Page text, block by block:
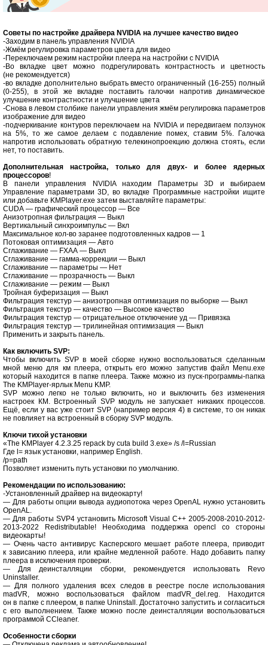
Советы по настройке драйвера NVIDIA на лучшее качество видео
-Заходим в панель управления NVIDIA
-Жмём регулировка параметров цвета для видео
-Переключаем режим настройки плеера на настройки с NVIDIA
-Во вкладке цвет можно подрегулировать контрастность и цветность
(не рекомендуется)
-во вкладке дополнительно выбрать вместо ограниченный (16-255) полный
(0-255), в этой же вкладке поставить галочки напротив динамическое
улучшение контрастности и улучшение цвета
-Снова в левом столбике панели управления жмём регулировка параметров
изображение для видео
-подчеркивание контуров переключаем на NVIDIA и передвигаем ползунок
на 5%, то же самое делаем с подавление помех, ставим 5%. Галочка
напротив использовать обратную телекинопроекцию должна стоять, если
нет, то поставить.
Дополнительная настройка, только для двух- и более ядерных
процессоров!
В панели управления NVIDIA находим Параметры 3D и выбираем
Управление параметрами 3D, во вкладке Программные настройки ищите
или добавьте KMPlayer.exe затем выставляйте параметры:
CUDA — графический процессор — Все
Анизотропная фильтрация — Выкл
Вертикальный синхроимпульс — Вкл
Максимальное кол-во заранее подготовленных кадров — 1
Потоковая оптимизация — Авто
Сглаживание — FXAA — Выкл
Сглаживание — гамма-коррекции — Выкл
Сглаживание — параметры — Нет
Сглаживание — прозрачность — Выкл
Сглаживание — режим — Выкл
Тройная буферизация — Выкл
Фильтрация текстур — анизотропная оптимизация по выборке — Выкл
Фильтрация текстур — качество — Высокое качество
Фильтрация текстур — отрицательное отключение уд — Привязка
Фильтрация текстур — трилинейная оптимизация — Выкл
Применить и закрыть панель.
Как включить SVP:
Чтобы включить SVP в моей сборке нужно воспользоваться сделанным
мной меню для км плеера, открыть его можно запустив файл Menu.exe
который находится в папке плеера. Также можно из пуск-программы-папка
The KMPlayer-ярлык Menu KMP.
SVP можно легко не только включить, но и выключить без изменения
настроек КМ. Встроенный SVP модуль не запускает никаких процессов.
Ещё, если у вас уже стоит SVP (например версия 4) в системе, то он никак
не повлияет на встроенный в сборку SVP модуль.
Ключи тихой установки
«The KMPlayer 4.2.3.25 repack by cuta build 3.exe» /s /l=Russian
Где l= язык установки, например English.
/p=path
Позволяет изменить путь установки по умолчанию.
Рекомендации по использованию:
-Установленный драйвер на видеокарту!
— Для работы опции вывода аудиопотока через OpenAL нужно установить
OpenAL.
— Для работы SVP4 установить Microsoft Visual C++ 2005-2008-2010-2012-
2013-2022 Redistributable! Необходима поддержка opencl со стороны
видеокарты!
— Очень часто антивирус Касперского мешает работе плеера, приводит
к зависанию плеера, или крайне медленной работе. Надо добавить папку
плеера в исключения проверки.
— Для деинсталляции сборки, рекомендуется использовать Revo
Uninstaller.
— Для полного удаления всех следов в реестре после использования
madVR, можно воспользоваться файлом madVR_del.reg. Находится
он в папке с плеером, в папке Uninstall. Достаточно запустить и согласиться
с его выполнением. Также можно после деинсталляции воспользоваться
программой CCleaner.
Особенности сборки